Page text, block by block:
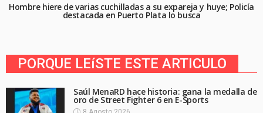
Hombre hiere de varias cuchilladas a su expareja y huye; Policía
destacada en Puerto Plata lo busca
PORQUE LEíSTE ESTE ARTICULO
Saúl MenaRD hace historia: gana la medalla de
oro de Street Fighter 6 en E-Sports